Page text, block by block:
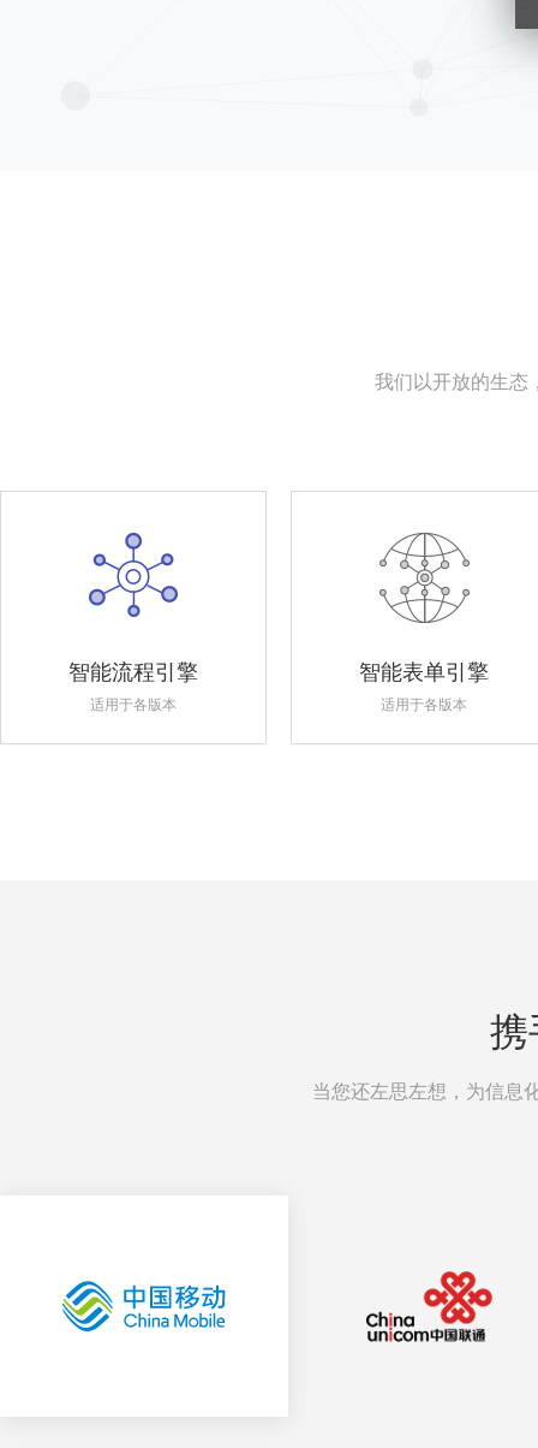
我们以开放的生态
智能流程引擎
适用于各版本
智能表单引擎
适用于各版本
携
当您还左思左想，为信息